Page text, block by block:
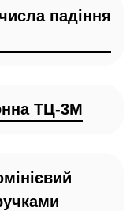
падіння
ТЦ-3М